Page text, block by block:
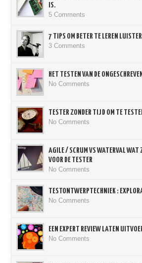
IS.
5 Comments
7 TIPS OM BETER TE LEREN
3 Comments
HET TESTEN VAN DE
No Comments
TESTER ZONDER TIJD OM TE
No Comments
AGILE / SCRUM VS WATERVAL WAT
VOOR DE TESTER
No Comments
TESTONTWERPTECHNIEK :
No Comments
EEN EXPERT REVIEW LATEN
No Comments